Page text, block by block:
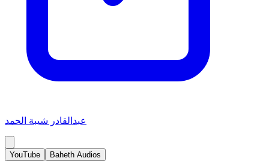
عبدالقادر شيبة الحمد
YouTube Baheth Audios